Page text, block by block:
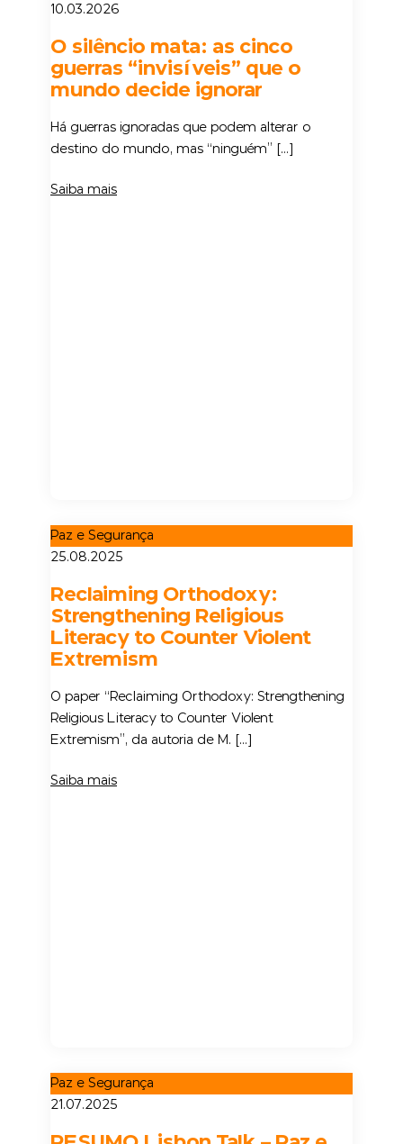
10.03.2026
O silêncio mata: as cinco
guerras “invisíveis” que o
mundo decide ignorar
Há guerras ignoradas que podem alterar o
destino do mundo, mas “ninguém” […]
Saiba mais
Paz e Segurança
25.08.2025
Reclaiming Orthodoxy:
Strengthening Religious
Literacy to Counter Violent
Extremism
O paper “Reclaiming Orthodoxy: Strengthening
Religious Literacy to Counter Violent
Extremism”, da autoria de M. […]
Saiba mais
Paz e Segurança
21.07.2025